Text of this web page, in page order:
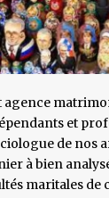
agence
et
de nos
à bien
maritales de